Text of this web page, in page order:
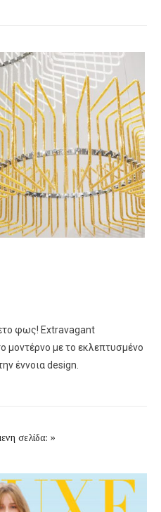
φως! Extravagant
μοντέρνο με το εκλεπτυσμένο
έννοια design.
σελίδα: »